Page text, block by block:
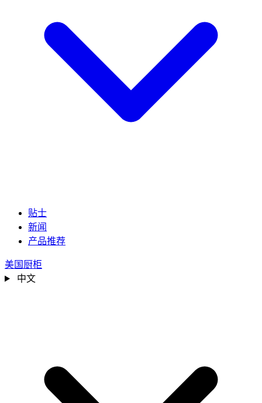
贴士
新闻
产品推荐
美国厨柜
中文